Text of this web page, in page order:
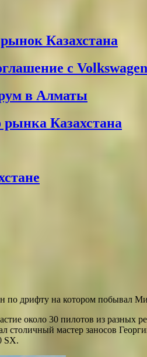
Казахстана
с
в Алматы
Казахстана
по дрифту на котором побывал
около 30 пилотов из разных
столичный мастер заносов
SX.